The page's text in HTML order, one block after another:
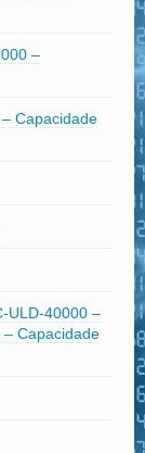
–
Capacidade
ULD-40000 –
– Capacidade